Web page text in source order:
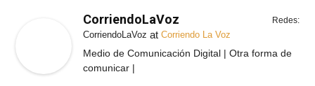
Redes:
CorriendoLaVoz
CorriendoLaVoz at Corriendo La Voz
Medio de Comunicación Digital | Otra forma de
comunicar |